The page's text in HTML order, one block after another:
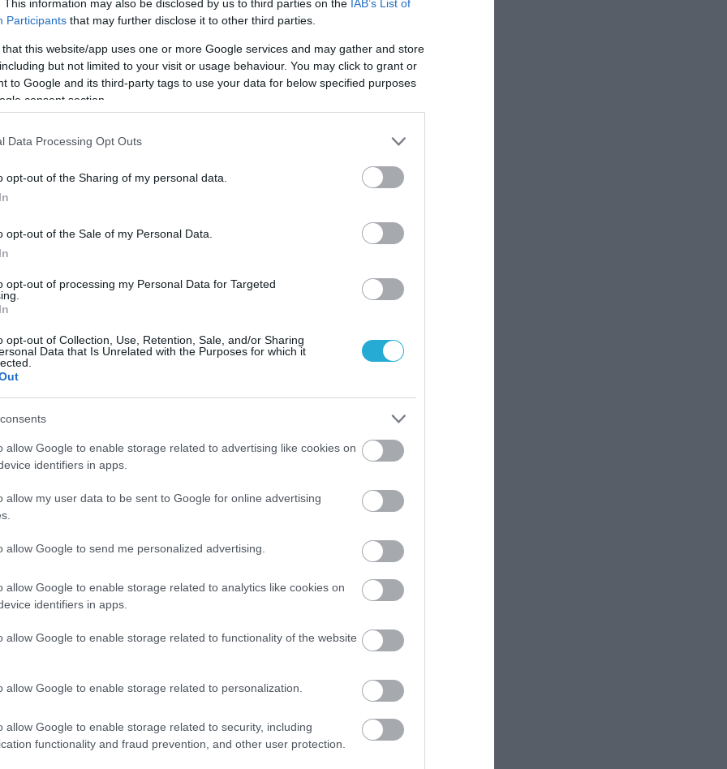
This information may also be disclosed by us to third parties on the IAB’s List of
Participants that may further disclose it to other third parties.
that this website/app uses one or more Google services and may gather and store
but not limited to your visit or usage behaviour. You may click to grant or
to Google and its third-party tags to use your data for below specified purposes
consent section.
Data Processing Opt Outs
opt-out of the Sharing of my personal data.
opt-out of the Sale of my Personal Data.
opt-out of processing my Personal Data for Targeted
opt-out of Collection, Use, Retention, Sale, and/or Sharing
Data that Is Unrelated with the Purposes for which it
allow Google to enable storage related to advertising like cookies on
identifiers in apps.
allow my user data to be sent to Google for online advertising
allow Google to send me personalized advertising.
allow Google to enable storage related to analytics like cookies on
identifiers in apps.
allow Google to enable storage related to functionality of the website
allow Google to enable storage related to personalization.
allow Google to enable storage related to security, including
functionality and fraud prevention, and other user protection.
Ειδικός Απεσταλμένος του Προέδρου της Γαλλικής
τους Πόλους, οΒασίλης Κικίλιας, Υπουργός
οFrancesco Corvaro, Ειδικός Απεσταλμένος
Αλλαγή, ηMarija Pučko Tadić, Ειδική
ηGeneviève Pons
η
,
η
Αλιείας, ο
Βόρειας Αφρικής της Ευρωπαϊκής Επιτροπής,
Ιδρύτρια του Art d’Égypte.
Forumαποτελεί διεθνή πλατφόρμα διαλόγου
ανάπτυξη, την κλιματική ανθεκτικότητα,
συνεργασία. Η φετινή διοργάνωση
γεωπολιτικών, ενεργειακών και
Μεσόγειο, αναδεικνύοντας την ανάγκη για
απαντήσεις σε περιφερειακό επίπεδο.
είναι η
φορέων της χώρας.
πρόγραμμα του Φόρουμ είναι διαθέσιμα
News και μάθετε πρώτοι όλες τις ειδήσεις